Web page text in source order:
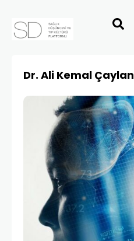
Dr. Ali Kemal Çaylan